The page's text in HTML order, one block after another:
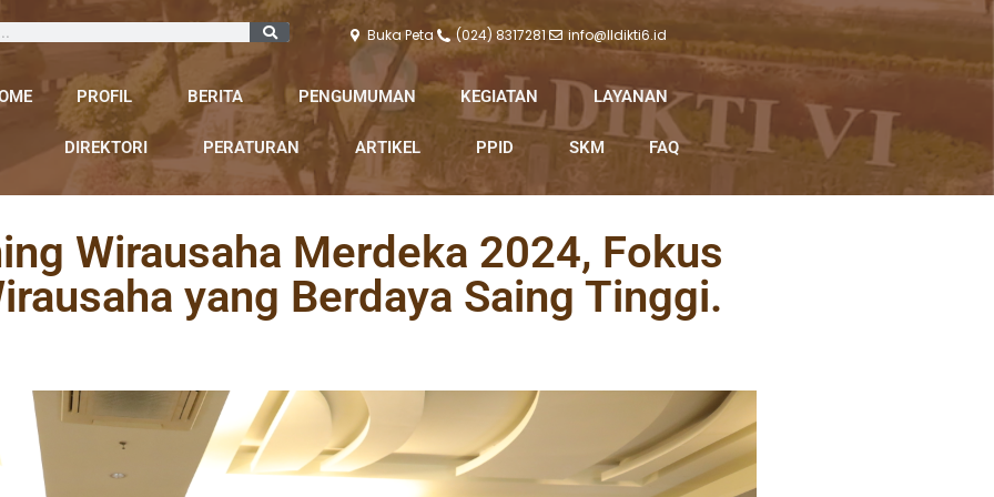
Buka Peta (024) 8317281 info@lldikti6.id
PROFIL BERITA PENGUMUMAN KEGIATAN LAYANAN
DIREKTORI PERATURAN ARTIKEL PPID SKM FAQ
Wirausaha Merdeka 2024, Fokus
yang Berdaya Saing Tinggi.